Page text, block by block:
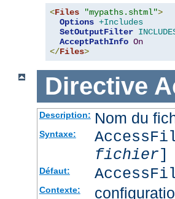
<Files "mypaths.shtml">
Options +Includes
SetOutputFilter
AcceptPathInfo On
</Files>
Directive
Description: Nom du
Syntaxe:
fichier]
Défaut:
Contexte: